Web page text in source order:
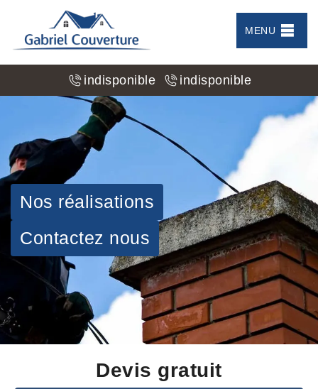
MENU
indisponible indisponible
Nos réalisations
Contactez nous
Devis gratuit